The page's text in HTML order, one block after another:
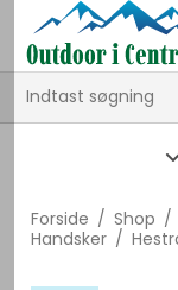
Forside / Shop /
Handsker /